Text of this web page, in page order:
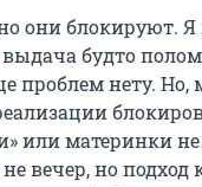
они блокируют.
будто
проблем нету. Но,
или материнки
вечер, но подход